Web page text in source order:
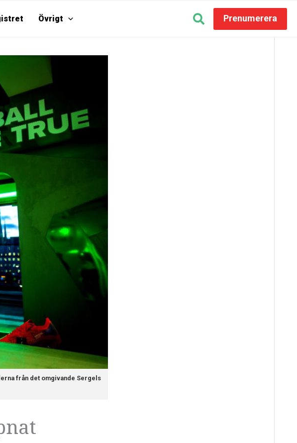
Övrigt Prenumerera
från det omgivande Sergels